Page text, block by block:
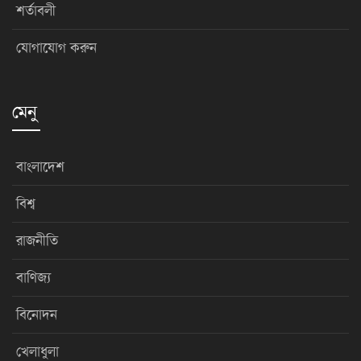
শর্তাবলী
যোগাযোগ করুন
মেনু
বাংলাদেশ
বিশ্ব
রাজনীতি
বাণিজ্য
বিনোদন
খেলাধুলা